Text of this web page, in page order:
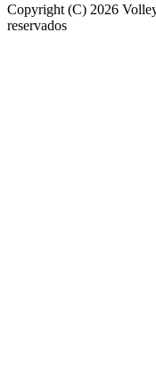
Copyright (C) 2026
reservados